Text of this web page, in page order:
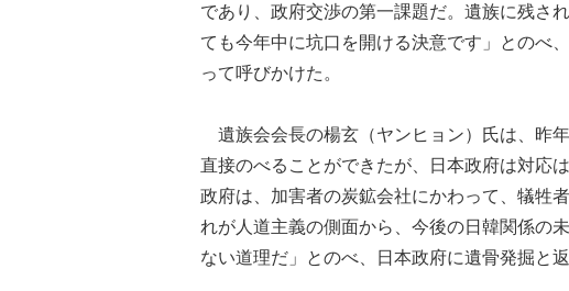
であり、政府交渉の第一課題だ。遺族に残さ
ても今年中に坑口を開ける決意です」とのべ
って呼びかけた。
遺族会会長の楊玄（ヤンヒョン）氏は、昨
直接のべることができたが、日本政府は対応
政府は、加害者の炭鉱会社にかわって、犠牲
れが人道主義の側面から、今後の日韓関係の
ない道理だ」とのべ、日本政府に遺骨発掘と返